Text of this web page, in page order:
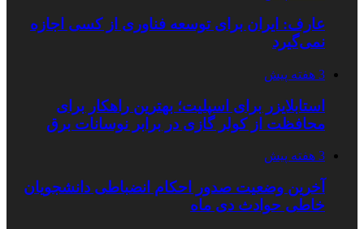
عارف: ایران برای توسعه فناوری از کسی اجازه
نمی‌گیرد
3 هفته پیش
استابلایزر برای اسپلیت؛ بهترین راهکار برای
محافظت از کولر گازی در برابر نوسانات برق
3 هفته پیش
آخرین وضعیت صدور احکام انضباطی دانشجویان
خاطی حوادث دی ماه